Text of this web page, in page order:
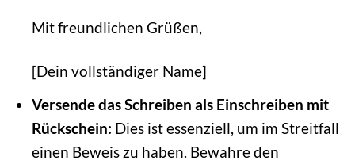
Mit freundlichen Grüßen,
[Dein vollständiger Name]
Versende das Schreiben als Einschreiben mit
Rückschein: Dies ist essenziell, um im Streitfall
einen Beweis zu haben. Bewahre den